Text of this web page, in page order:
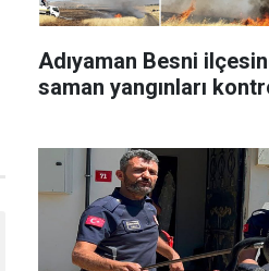
Adıyaman Besni
saman yangınları